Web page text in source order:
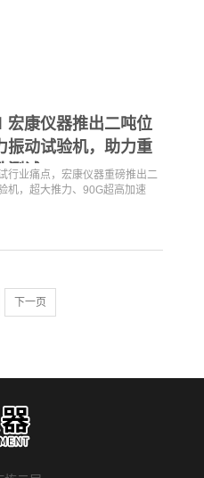
康仪器推出二吨位
振动试验机，助力重
测试
行业痛点，宏康仪器重磅推出二
机，超大推力、90G超高加速
解决各类振动、冲击、扫频测试
下一页